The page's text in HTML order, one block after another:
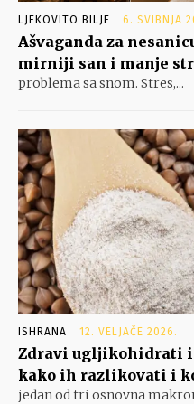
LJEKOVITO BILJE 6. SVIBNJA
Ašvaganda za
mirniji san i manje
problema sa snom. Stres,...
ISHRANA 12. VELJAČE 2026.
Zdravi ugljikohidrati
kako ih razlikovati i
jedan od tri osnovna